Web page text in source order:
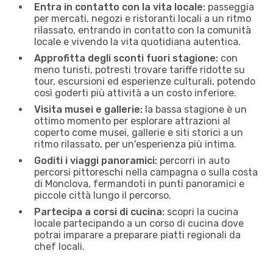
Entra in contatto con la vita locale: passeggia
per mercati, negozi e ristoranti locali a un ritmo
rilassato, entrando in contatto con la comunità
locale e vivendo la vita quotidiana autentica.
Approfitta degli sconti fuori stagione: con
meno turisti, potresti trovare tariffe ridotte su
tour, escursioni ed esperienze culturali, potendo
così goderti più attività a un costo inferiore.
Visita musei e gallerie: la bassa stagione è un
ottimo momento per esplorare attrazioni al
coperto come musei, gallerie e siti storici a un
ritmo rilassato, per un'esperienza più intima.
Goditi i viaggi panoramici: percorri in auto
percorsi pittoreschi nella campagna o sulla costa
di Monclova, fermandoti in ​​punti panoramici e
piccole città lungo il percorso.
Partecipa a corsi di cucina: scopri la cucina
locale partecipando a un corso di cucina dove
potrai imparare a preparare piatti regionali da
chef locali.